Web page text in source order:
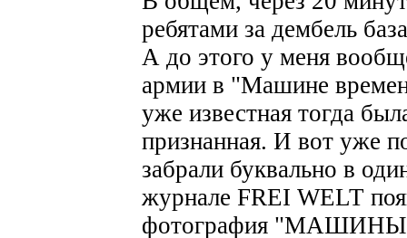
ребятами за дембель
А до этого у меня
армии в "Машине
уже известная тогда
признанная. И вот уже
забрали буквально в
журнале FREI WELT
фотография